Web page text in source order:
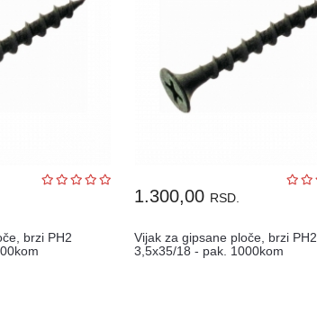
brzi PH2
1.300,00 RSD.
Vijak za gipsane ploče, brzi PH2
3,5x35/18 - pak. 1000kom